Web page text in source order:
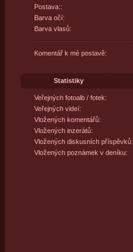
Postava::
Barva očí:
Barva vlasů:
Komentář k mé postavě:
Statistiky
Veřejných fotoalb / fotek:
Veřejných videí:
Vložených komentářů:
Vložených inzerátů:
Vložených diskusních příspěvků:
Vložených poznámek v deníku: